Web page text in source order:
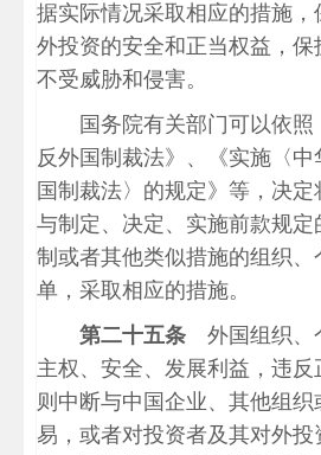
据实际情况采取相应的措施
外投资的安全和正当权益，保
不受威胁和侵害。
国务院有关部门可以依
反外国制裁法》、《实施〈
国制裁法〉的规定》等，决
与制定、决定、实施前款规定
制或者其他类似措施的组织
单，采取相应的措施。
第二十五条 外国组织、
主权、安全、发展利益，违
则中断与中国企业、其他组
易，或者对投资者及其对外